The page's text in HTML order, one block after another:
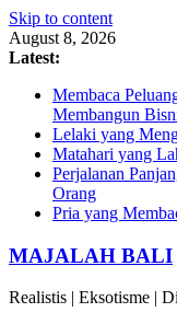
Skip to content
August 8, 2026
Latest:
Membaca
Membangun
Lelaki yang
Matahari yang
Perjalanan
Orang
Pria yang
MAJALAH BALI
Realistis | Eksotisme |